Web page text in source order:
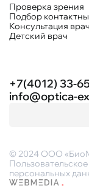
Проверка зрения
Подбор
Консультация
Детский врач
+7(4012) 33-
info@optica-
© 2024 ООО
персональных